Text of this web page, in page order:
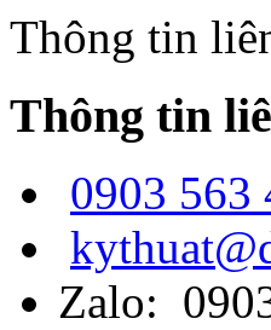
Thông tin
Thông tin
0903 563
Zalo: